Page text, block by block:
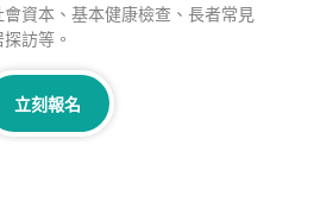
資本、基本健康檢查、長者常見
訪等。
立刻報名